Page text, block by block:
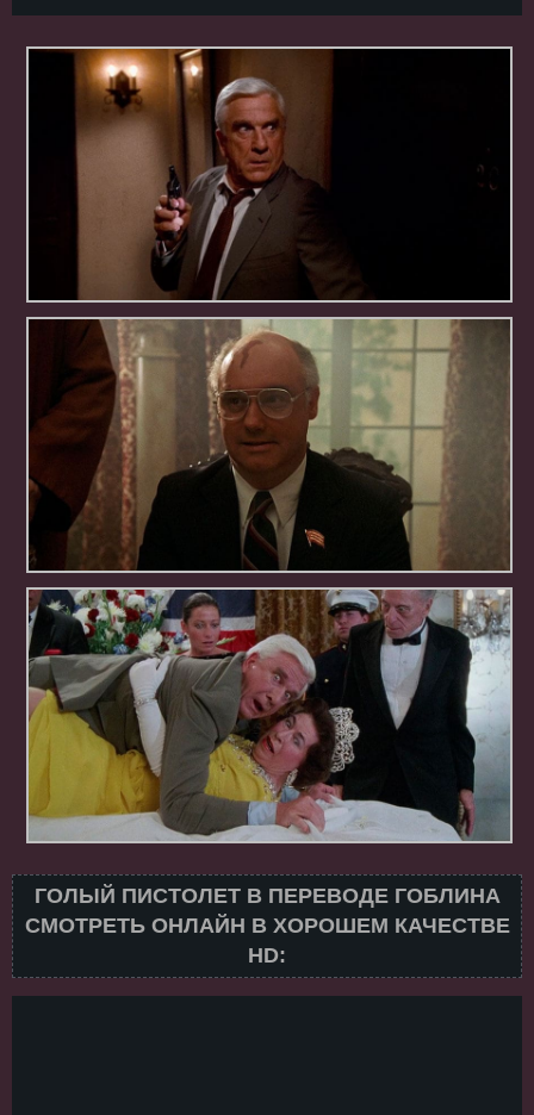
ГОЛЫЙ ПИСТОЛЕТ В ПЕРЕВОДЕ ГОБЛИНА
СМОТРЕТЬ ОНЛАЙН В ХОРОШЕМ КАЧЕСТВЕ
HD: